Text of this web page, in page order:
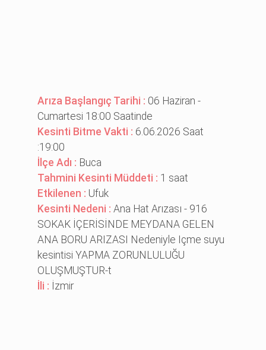
Arıza Başlangıç Tarihi : 06 Haziran -
Cumartesi 18:00 Saatinde
Kesinti Bitme Vakti : 6.06.2026 Saat
:19:00
İlçe Adı : Buca
Tahmini Kesinti Müddeti : 1 saat
Etkilenen : Ufuk
Kesinti Nedeni :Ana Hat Arızası - 916
SOKAK İÇERİSİNDE MEYDANA GELEN
ANA BORU ARIZASI Nedeniyle Içme suyu
kesintisi YAPMA ZORUNLULUĞU
OLUŞMUŞTUR-t
İli : İzmir